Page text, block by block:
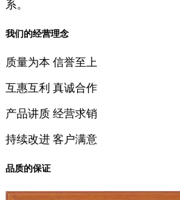
系。
我们的经营理念
质量为本 信誉至上
互惠互利 真诚合作
产品讲质 经营求销
持续改进 客户满意
品质的保证